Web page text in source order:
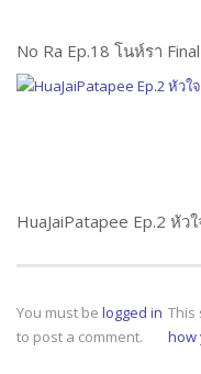
HuaJaiPatapee Ep.2 หัว
You must be logged in
to post a comment.
This
how